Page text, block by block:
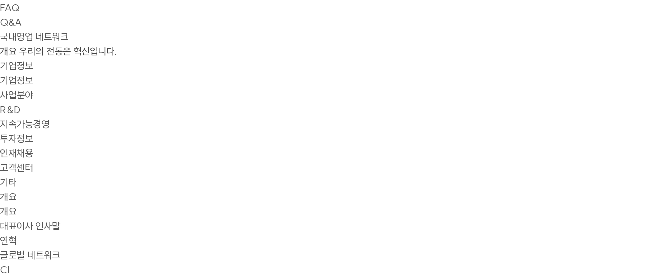
FAQ
Q&A
국내영업 네트워크
개요 우리의 전통은 혁신입니다.
기업정보
기업정보
사업분야
R&D
지속가능경영
투자정보
인재채용
고객센터
기타
개요
개요
대표이사 인사말
연혁
글로벌 네트워크
CI